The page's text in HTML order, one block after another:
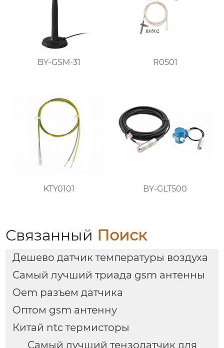
BY-GSM-31 R0501
KTY0101 BY-GLT500
Связанный Поиск
Дешево датчик температуры воздуха
Самый лучший триада gsm антенны
Oem разъем датчика
Оптом gsm антенну
Китай ntc термисторы
Самый лучший тензодатчик для